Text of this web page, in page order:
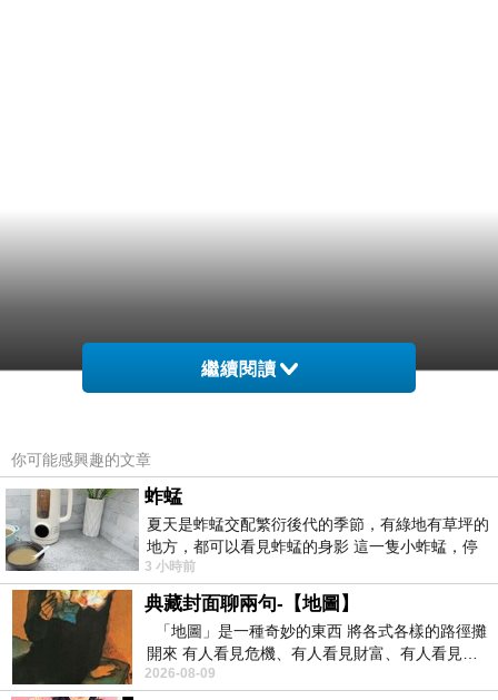
繼續閱讀
你可能感興趣的文章
蚱蜢
夏天是蚱蜢交配繁衍後代的季節，有綠地有草坪的
地方，都可以看見蚱蜢的身影 這一隻小蚱蜢，停
在車頂上，怎麼樣小心驅趕，都無動
3 小時前
典藏封面聊兩句-【地圖】
「地圖」是一種奇妙的東西 將各式各樣的路徑攤
開來 有人看見危機、有人看見財富、有人看見…
從中可以發掘出不同的
2026-08-09